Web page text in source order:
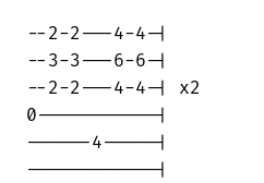
--2-2---4-4-|
--3-3---6-6-|
--2-2---4-4-| x2
0-----------|
------4-----|
------------|